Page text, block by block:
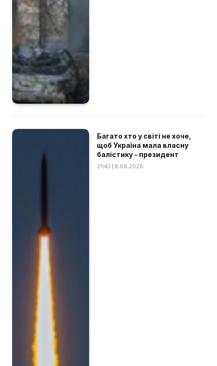
Багато хто у світі не хоче,
щоб Україна мала власну
балістику - президент
21:42 | 8.08.2026